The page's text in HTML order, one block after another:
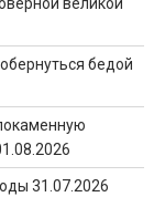
бедой
31.07.2026